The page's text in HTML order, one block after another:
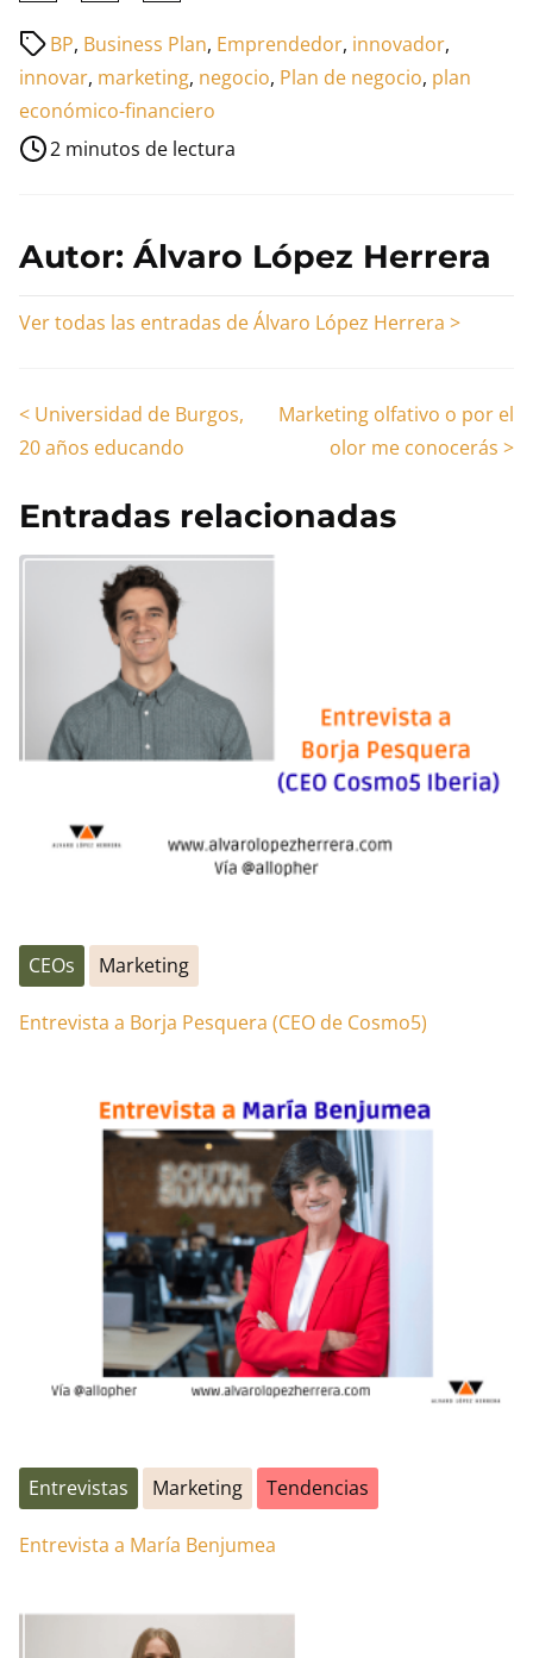
entrada
en:
BP, Business Plan, Emprendedor, innovador,
innovar, marketing, negocio, Plan de negocio, plan
económico-financiero
Tiempo
de
lectura
de 2 minutos de lectura
Autor: Álvaro López Herrera
Ver todas las entradas de Álvaro López Herrera >
Navegación
de
entradas
< Universidad de Burgos,
20 años educando
Marketing olfativo o por el
olor me conocerás >
Entradas relacionadas
CEOs Marketing
Entrevista a Borja Pesquera (CEO de Cosmo5)
Entrevistas Marketing Tendencias
Entrevista a María Benjumea